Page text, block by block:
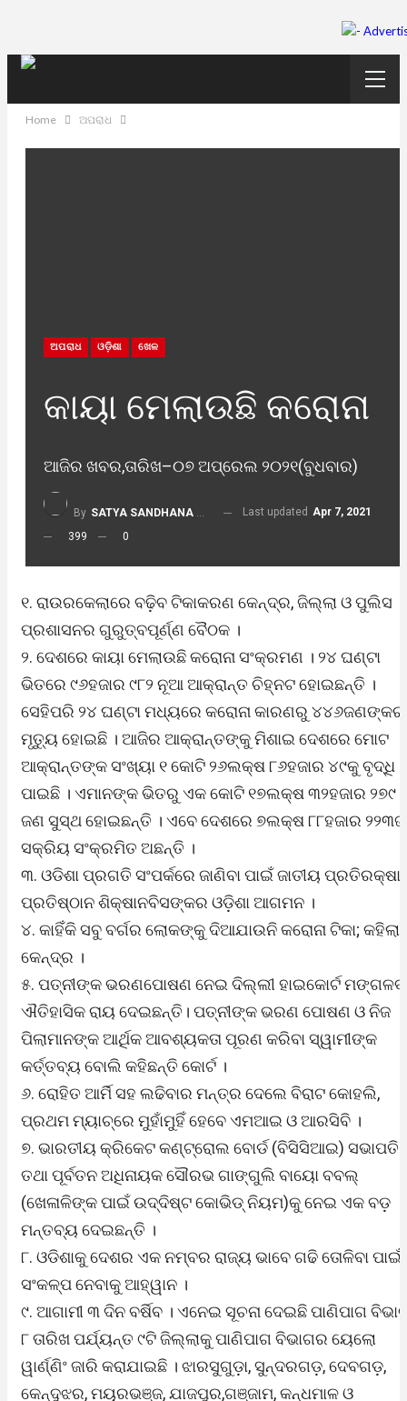
Home ଅପରାଧ
ଅପରାଧ ଓଡ଼ିଶା ଖେଳ
କାୟା ମେଲାଉଛି କରୋନା
ଆଜିର ଖବର,ତାରିଖ–୦୭ ଅପ୍ରେଲ ୨୦୨୧(ବୁଧବାର)
By SATYA SANDHANA DESK Last updated Apr 7, 2021
399
0
୧. ରାଉରକେଲାରେ ବଢ଼ିବ ଟିକାକରଣ କେନ୍ଦ୍ର, ଜିଲ୍ଲା ଓ ପୁଲିସ
ପ୍ରଶାସନର ଗୁରୁତ୍ବପୂର୍ଣ୍ଣ ବୈଠକ ।
୨. ଦେଶରେ କାୟା ମେଲାଉଛି କରୋନା ସଂକ୍ରମଣ । ୨୪ ଘଣ୍ଟା
ଭିତରେ ୯୬ହଜାର ୯୮୨ ନୂଆ ଆକ୍ରାନ୍ତ ଚିହ୍ନଟ ହୋଇଛନ୍ତି ।
ସେହିପରି ୨୪ ଘଣ୍ଟା ମଧ୍ୟରେ କରୋନା କାରଣରୁ ୪୪୬ଜଣଙ୍କର
ମୃତ୍ୟୁ ହୋଇଛି । ଆଜିର ଆକ୍ରାନ୍ତଙ୍କୁ ମିଶାଇ ଦେଶରେ ମୋଟ
ଆକ୍ରାନ୍ତଙ୍କ ସଂଖ୍ୟା ୧ କୋଟି ୨୬ଲକ୍ଷ ୮୬ହଜାର ୪୯କୁ ବୃଦ୍ଧି
ପାଇଛି । ଏମାନଙ୍କ ଭିତରୁ ଏକ କୋଟି ୧୭ଲକ୍ଷ ୩୨ହଜାର ୨୭୯
ଜଣ ସୁସ୍ଥ ହୋଇଛନ୍ତି । ଏବେ ଦେଶରେ ୭ଲକ୍ଷ ୮୮ହଜାର
ସକ୍ରିୟ ସଂକ୍ରମିତ ଅଛନ୍ତି ।
୩. ଓଡିଶା ପ୍ରଗତି ସଂପର୍କରେ ଜାଣିବା ପାଇଁ ଜାତୀୟ ପ୍ରତିରକ୍ଷା
ପ୍ରତିଷ୍ଠାନ ଶିକ୍ଷାନବିସଙ୍କର ଓଡ଼ିଶା ଆଗମନ ।
୪. କାହିଁକି ସବୁ ବର୍ଗର ଲୋକଙ୍କୁ ଦିଆଯାଉନି କରୋନା ଟିକା; କହିଲା
କେନ୍ଦ୍ର ।
୫. ପତ୍ନୀଙ୍କ ଭରଣପୋଷଣ ନେଇ ଦିଲ୍ଲୀ ହାଇକୋର୍ଟ
ଐତିହାସିକ ରାୟ ଦେଇଛନ୍ତି। ପତ୍ନୀଙ୍କ ଭରଣ ପୋଷଣ ଓ ନିଜ
ପିଲାମାନଙ୍କ ଆର୍ଥିକ ଆବଶ୍ୟକତା ପୂରଣ କରିବା ସ୍ୱାମୀଙ୍କ
କର୍ତ୍ତବ୍ୟ ବୋଲି କହିଛନ୍ତି କୋର୍ଟ ।
୬. ରୋହିତ ଆର୍ମି ସହ ଲଢିବାର ମନ୍ତ୍ର ଦେଲେ ବିରାଟ କୋହଲି,
ପ୍ରଥମ ମ୍ୟାଚ୍‌ରେ ମୁହାଁମୁହିଁ ହେବେ ଏମଆଇ ଓ ଆରସିବି ।
୭. ଭାରତୀୟ କ୍ରିକେଟ କଣ୍ଟ୍ରୋଲ ବୋର୍ଡ (ବିସିସିଆଇ) ସଭାପତି
ତଥା ପୂର୍ବତନ ଅଧିନାୟକ ସୌରଭ ଗାଙ୍ଗୁଲି ବାୟୋ ବବଲ୍
(ଖେଳାଳିଙ୍କ ପାଇଁ ଉଦ୍ଦିଷ୍ଟ କୋଭିଡ୍ ନିୟମ)କୁ ନେଇ ଏକ ବଡ଼
ମନ୍ତବ୍ୟ ଦେଇଛନ୍ତି ।
୮. ଓଡିଶାକୁ ଦେଶର ଏକ ନମ୍ବର ରାଜ୍ୟ ଭାବେ ଗଢି ତୋଳିବା ପାଇଁ
ସଂକଳ୍ପ ନେବାକୁ ଆହ୍ୱାନ ।
୯. ଆଗାମୀ ୩ ଦିନ ବର୍ଷିବ । ଏନେଇ ସୂଚନା ଦେଇଛି ପାଣିପାଗ
୮ ତାରିଖ ପର୍ଯ୍ୟନ୍ତ ୯ଟି ଜିଲ୍ଲାକୁ ପାଣିପାଗ ବିଭାଗର ୟେଲୋ
ୱାର୍ଣ୍ଣିଂ ଜାରି କରାଯାଇଛି । ଝାରସୁଗୁଡ଼ା, ସୁନ୍ଦରଗଡ଼, ଦେବଗଡ଼,
କେନ୍ଦୁଝର, ମୟୂରଭଞ୍ଜ, ଯାଜପୁର,ଗଞ୍ଜାମ, କନ୍ଧମାଳ ଓ